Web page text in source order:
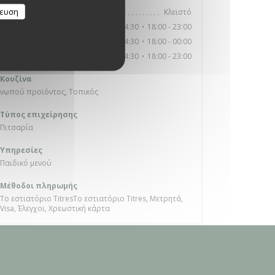
Δευτέρα
Κλειστό
11:30 - 14:30 • 18:00 - 23:00
11:30 - 14:30 • 18:00 - 00:00
11:30 - 14:30 • 18:00 - 23:00
Κουζίνα
νωπού προϊόντος, Τοπικός
Τύπος επιχείρησης
Πιτσαρία
Υπηρεσίες
Παιδικό μενού
Μέθοδοι πληρωμής
Το εστιατόριο TitresΤο εστιατόριο Titres, Μετρητά,
Visa, Έλεγχοι, Χρεωστική κάρτα